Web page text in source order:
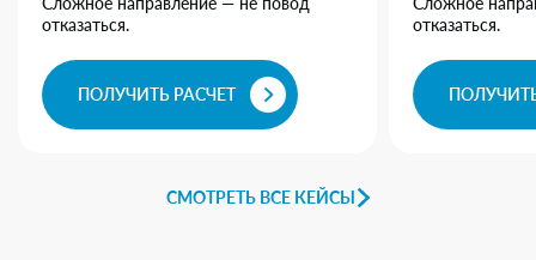
СМОТРЕТЬ ВСЕ КЕЙСЫ
отказаться.
ПОЛУЧИТЬ РАСЧЕТ
отказаться.